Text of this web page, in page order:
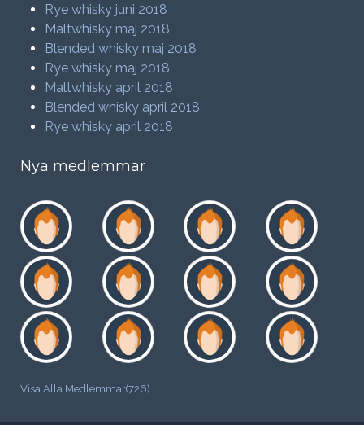
Rye whisky juni 2018
Maltwhisky maj 2018
Blended whisky maj 2018
Rye whisky maj 2018
Maltwhisky april 2018
Blended whisky april 2018
Rye whisky april 2018
Nya medlemmar
Visa Alla Medlemmar(726)